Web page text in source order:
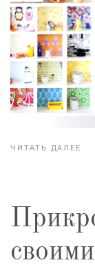
ЧИТАТЬ ДАЛЕЕ